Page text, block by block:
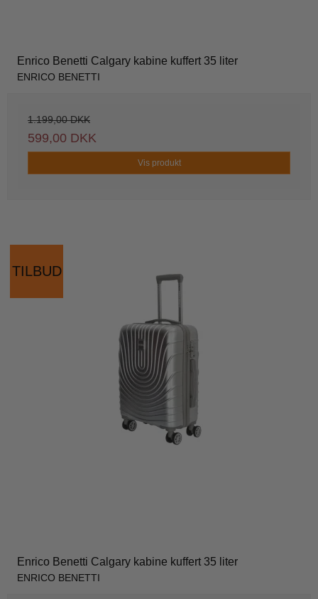
Enrico Benetti Calgary kabine kuffert 35 liter
ENRICO BENETTI
1.199,00 DKK
599,00 DKK
Vis produkt
TILBUD
Enrico Benetti Calgary kabine kuffert 35 liter
ENRICO BENETTI